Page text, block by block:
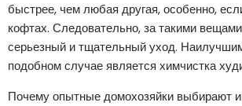
быстрее, чем любая другая, особенно,
кофтах. Следовательно, за такими
серьезный и тщательный уход.
подобном случае является химчистка
Почему опытные домохозяйки выбирают